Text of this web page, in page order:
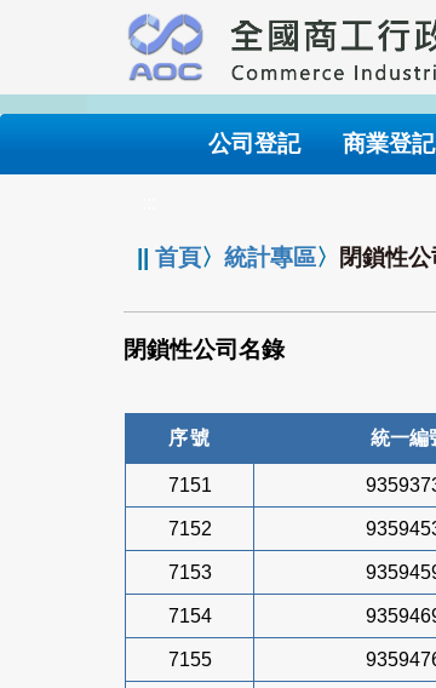
要
內
公司登記 商業登記
||首頁〉統計專區〉 閉鎖性
閉鎖性公司名錄
序號 統一編
7151
7152
7153
7154
7155